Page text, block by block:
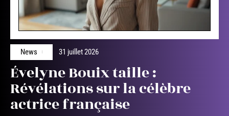
News 31 juillet 2026
Évelyne Bouix taille :
Révélations sur la célèbre
actrice française